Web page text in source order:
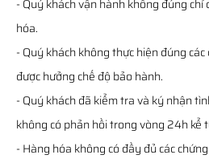
- Quý khách vận hành không đúng
hóa.
- Quý khách không thực hiện đúng
được hưởng chế độ bảo hành.
- Quý khách đã kiểm tra và ký nhận
không có phản hồi trong vòng 24h kể
- Hàng hóa không có đầy đủ các